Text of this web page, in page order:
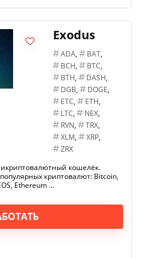
Exodus
ADA, BAT,
BCH, BTC,
BTH, DASH,
DGB, DOGE,
ETC, ETH,
LTC, NEX,
RVN, TRX,
XLM, XRP,
ZRX
кошелёк.
криптовалют: Bitcoin,
Ethereum ...